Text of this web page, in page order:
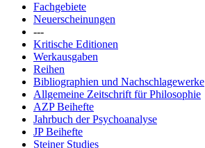
Fachgebiete
Neuerscheinungen
---
Kritische Editionen
Werkausgaben
Reihen
Bibliographien und Nachschlagewerke
Allgemeine Zeitschrift für Philosophie
AZP Beihefte
Jahrbuch der Psychoanalyse
JP Beihefte
Steiner Studies